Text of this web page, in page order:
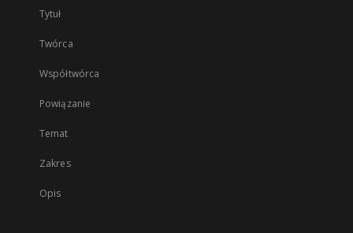
Tytuł
Twórca
Współtwórca
Powiązanie
Temat
Zakres
Opis